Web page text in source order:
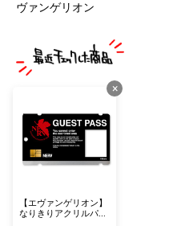
ヴァンゲリオン
×
【エヴァンゲリオン】
なりきりアクリルパス